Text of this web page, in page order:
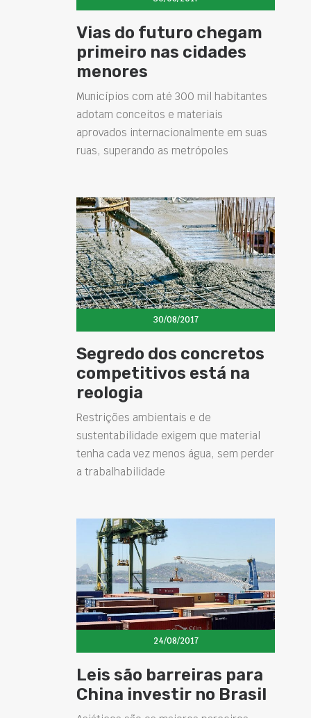
Vias do futuro chegam
primeiro nas cidades
menores
Municípios com até 300 mil habitantes
adotam conceitos e materiais
aprovados internacionalmente em suas
ruas, superando as metrópoles
30/08/2017
Segredo dos concretos
competitivos está na
reologia
Restrições ambientais e de
sustentabilidade exigem que material
tenha cada vez menos água, sem perder
a trabalhabilidade
24/08/2017
Leis são barreiras para
China investir no Brasil